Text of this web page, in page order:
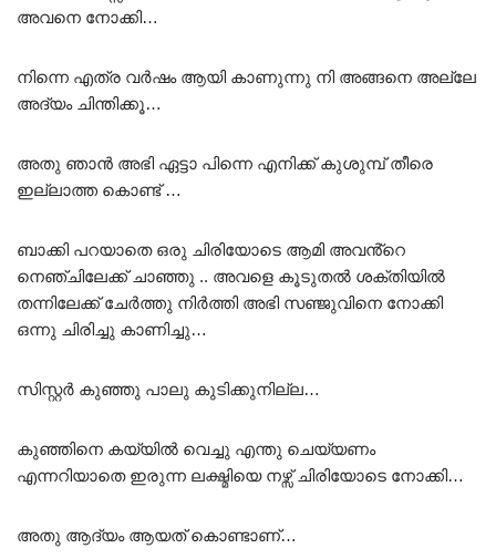
അവനെ നോക്കി…
നിന്നെ എത്ര വർഷം ആയി കാണുന്നു നി അങ്ങനെ അല്ലേ
അദ്യം ചിന്തിക്കൂ…
അതു ഞാൻ അഭി ഏട്ടാ പിന്നെ എനിക്ക് കുശുമ്പ് തീരെ
ഇല്ലാത്ത കൊണ്ട് …
ബാക്കി പറയാതെ ഒരു ചിരിയോടെ ആമി അവൻ്റെ
നെഞ്ചിലേക്ക് ചാഞ്ഞു .. അവളെ കൂടുതൽ ശക്തിയിൽ
തന്നിലേക്ക് ചേർത്തു നിർത്തി അഭി സഞ്ജുവിനെ നോക്കി
ഒന്നു ചിരിച്ചു കാണിച്ചു…
സിസ്റ്റർ കുഞ്ഞു പാലു കുടിക്കുനില്ല…
കുഞ്ഞിനെ കയ്യിൽ വെച്ചു എന്തു ചെയ്യണം
എന്നറിയാതെ ഇരുന്ന ലക്ഷ്മിയെ നഴ്സ് ചിരിയോടെ നോക്കി…
അതു ആദ്യം ആയത് കൊണ്ടാണ്…